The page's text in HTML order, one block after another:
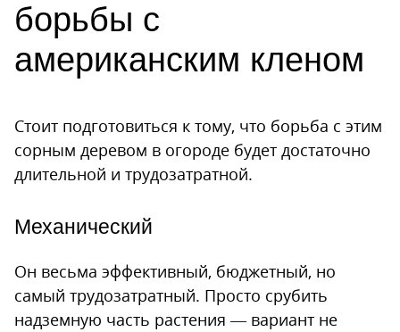
борьбы с
американским кленом
Стоит подготовиться к тому, что борьба с этим
сорным деревом в огороде будет достаточно
длительной и трудозатратной.
Механический
Он весьма эффективный, бюджетный, но
самый трудозатратный. Просто срубить
надземную часть растения — вариант не